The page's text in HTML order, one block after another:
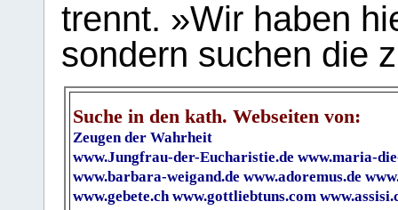
trennt. »Wir haben
sondern suchen die
Suche in den kath. Webseiten von:
Zeugen der Wahrheit
www.Jungfrau-der-Eucharistie.de www.maria-
www.barbara-weigand.de www.adoremus.de
www.gebete.ch www.gottliebtuns.com